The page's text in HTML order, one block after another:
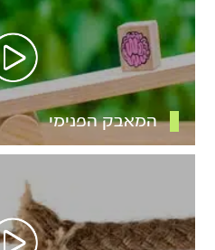
המאבק הפנימי